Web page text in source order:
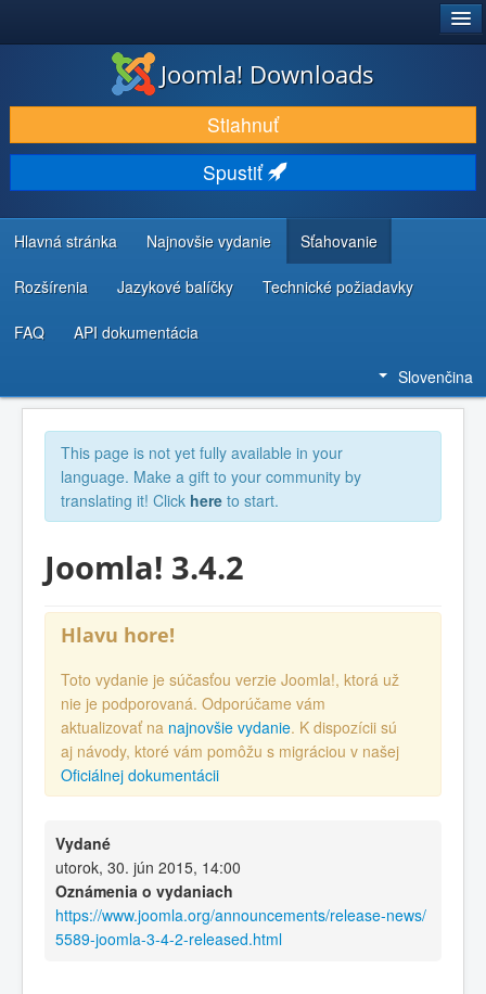
STIAHNUŤ & ROZŠÍRIŤ
OBJAVUJTE & UČTE SA
KOMUNITA & PODPORA
ZDROJE INFORMÁCIÍ PRE VÝVOJÁROV
Joomla! Downloads
Stiahnuť
Spustiť
Hlavná stránka Najnovšie vydanie Sťahovanie
Rozšírenia Jazykové balíčky Technické požiadavky
FAQ API dokumentácia
Slovenčina
This page is not yet fully available in your
language. Make a gift to your community by
translating it! Click here to start.
Joomla! 3.4.2
Hlavu hore!
Toto vydanie je súčasťou verzie Joomla!, ktorá už
nie je podporovaná. Odporúčame vám
aktualizovať na najnovšie vydanie. K dispozícii sú
aj návody, ktoré vám pomôžu s migráciou v našej
Oficiálnej dokumentácii
Vydané
utorok, 30. jún 2015, 14:00
Oznámenia o vydaniach
https://www.joomla.org/announcements/release-news/
5589-joomla-3-4-2-released.html